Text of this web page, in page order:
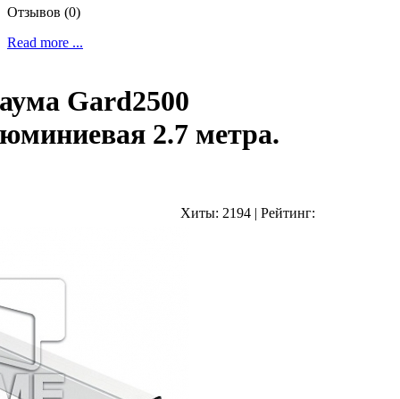
Отзывов (0)
Read more ...
Gard2500
2.7 метра.
Хиты: 2194 | Рейтинг: